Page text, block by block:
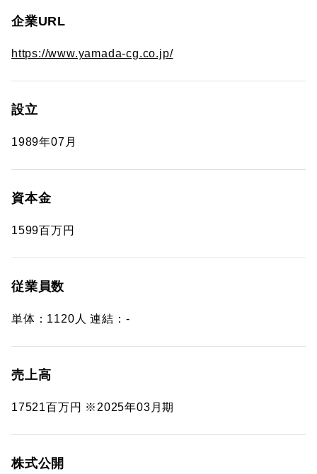
企業URL
https://www.yamada-cg.co.jp/
設立
1989年07月
資本金
1599百万円
従業員数
単体：1120人 連結：-
売上高
17521百万円 ※2025年03月期
株式公開